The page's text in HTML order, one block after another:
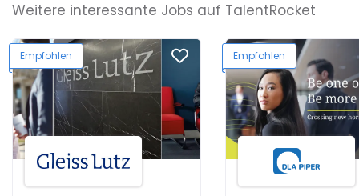
Weitere interessante Jobs auf TalentRocket
Empfohlen Empfohlen